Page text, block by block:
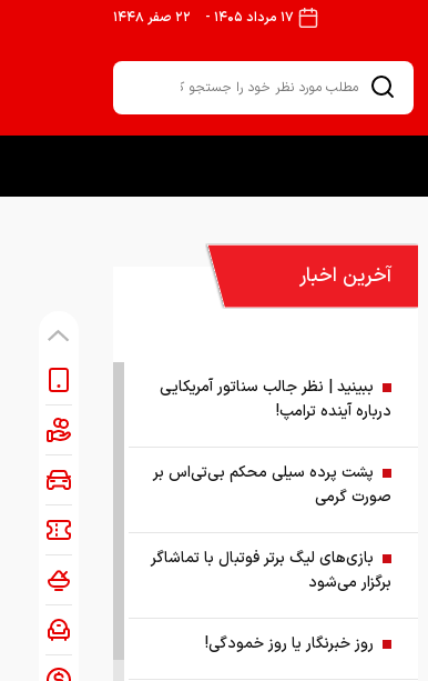
۱۷ مرداد ۱۴۰۵ - ۲۲ صفر ۱۴۴۸
آخرین اخبار
ببینید | نظر جالب سناتور آمریکایی
درباره آینده ترامپ!
پشت پرده سیلی محکم بی‌تی‌اس بر
صورت گرمی
بازی‌های لیگ برتر فوتبال با تماشاگر
برگزار می‌شود
روز خبرنگار یا روز خمودگی!